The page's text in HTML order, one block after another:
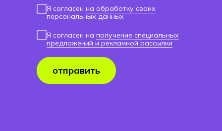
Я согласен на обработку своих
персональных данных
Я согласен на получение специальных
предложений и рекламной рассылки
отправить